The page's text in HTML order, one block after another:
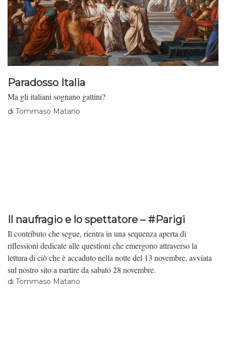
Paradosso Italia
Ma gli italiani sognano gattini?
di Tommaso Matano
Il naufragio e lo spettatore – #Parigi
Il contributo che segue, rientra in una sequenza aperta di
riflessioni dedicate alle questioni che emergono attraverso la
lettura di ciò che è accaduto nella notte del 13 novembre, avviata
sul nostro sito a partire da sabato 28 novembre.
di Tommaso Matano